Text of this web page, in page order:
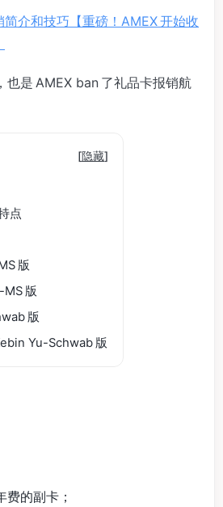
简介和技巧【重磅！AMEX 开始收
也是 AMEX ban 了礼品卡报销航
[隐藏]
点
版
版
版
Yu-Schwab 版
的副卡；